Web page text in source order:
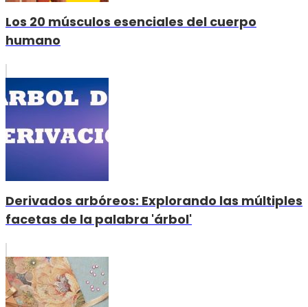
Los 20 músculos esenciales del cuerpo
humano
Derivados arbóreos: Explorando las múltiples
facetas de la palabra 'árbol'